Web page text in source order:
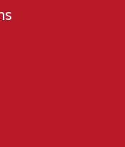
Rights Reserved